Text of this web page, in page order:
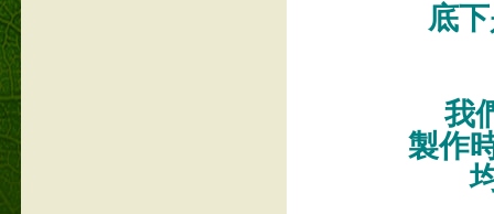
底
我
製作